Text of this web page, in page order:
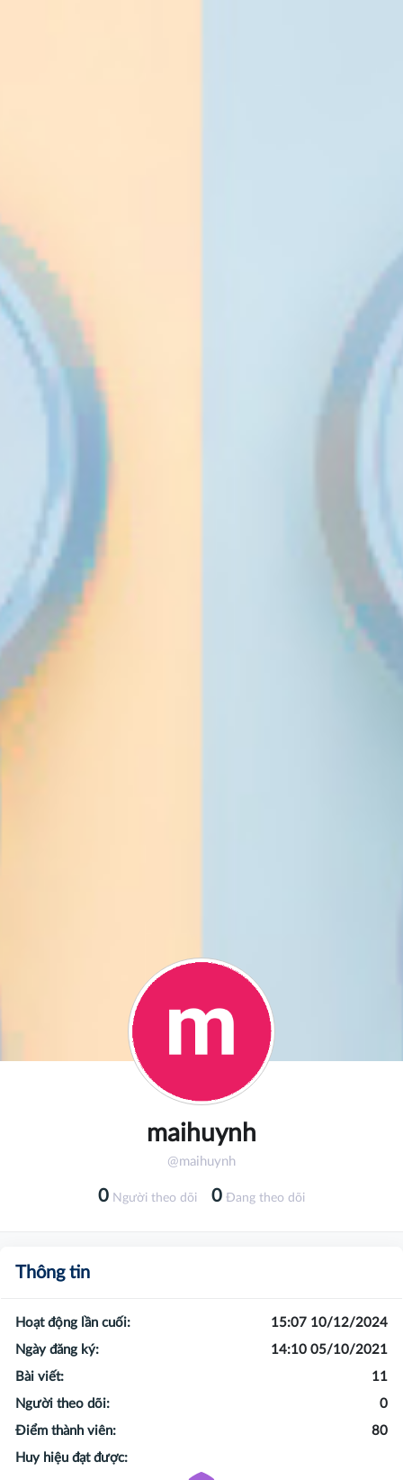
maihuynh
@maihuynh
0 Người theo dõi 0 Đang theo dõi
Thông tin
Hoạt động lần cuối:
15:07 10/12/2024
Ngày đăng ký:
14:10 05/10/2021
Bài viết:
11
Người theo dõi:
0
Điểm thành viên:
80
Huy hiệu đạt được: